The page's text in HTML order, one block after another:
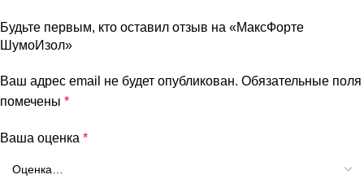
Будьте первым, кто оставил отзыв на «МаксФорте
ШумоИзол»
Ваш адрес email не будет опубликован. Обязательные поля
помечены *
Ваша оценка *